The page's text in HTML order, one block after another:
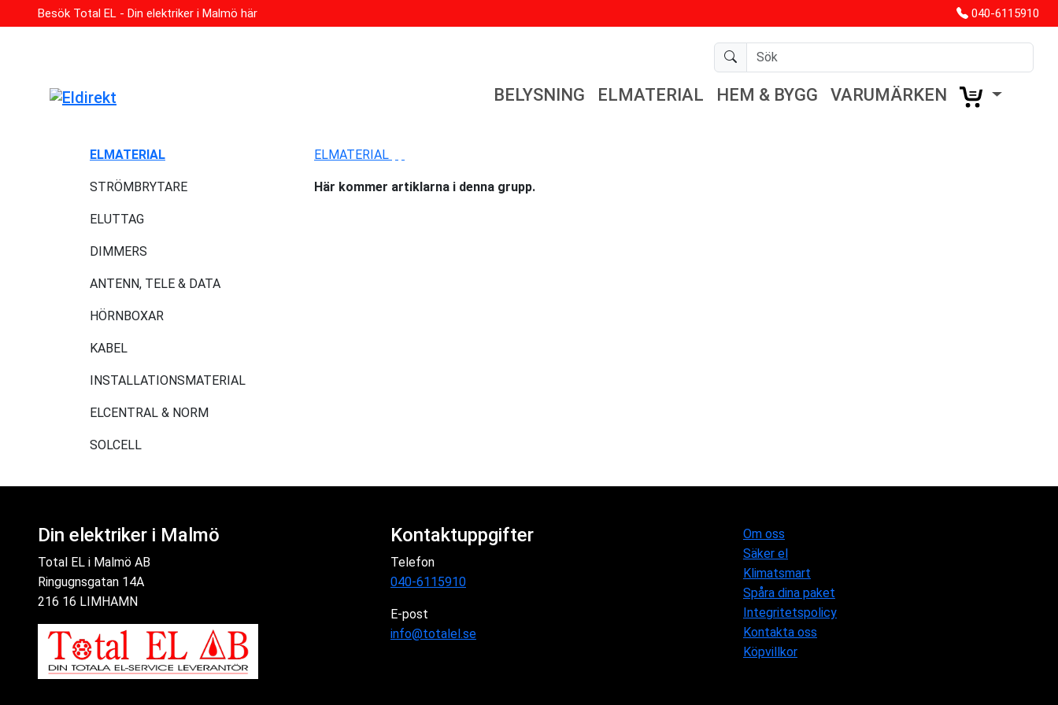
Besök Total EL - Din elektriker i Malmö här 040-6115910
BELYSNING ELMATERIAL HEM & BYGG VARUMÄRKEN
ELMATERIAL
STRÖMBRYTARE
ELUTTAG
DIMMERS
ANTENN, TELE & DATA
HÖRNBOXAR
KABEL
INSTALLATIONSMATERIAL
ELCENTRAL & NORM
SOLCELL
ELMATERIAL
Här kommer artiklarna i denna grupp.
Din elektriker i Malmö
Total EL i Malmö AB
Ringugnsgatan 14A
216 16 LIMHAMN
Kontaktuppgifter
Telefon
040-6115910
E-post
info@totalel.se
Om oss
Säker el
Klimatsmart
Spåra dina paket
Integritetspolicy
Kontakta oss
Köpvillkor